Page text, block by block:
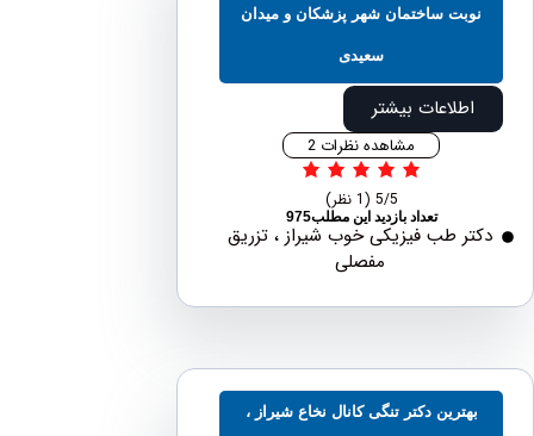
ساختمان شهر پزشکان و میدان
اطلاعات بیشتر
مشاهده نظرات 2
تعداد بازدید این مطلب975
طب فیزیکی خوب شیراز ، تزریق
دکتر تنگی کانال نخاع شیراز ،